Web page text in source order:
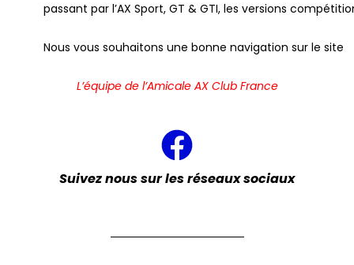
passant par l’AX Sport, GT & GTI, les versions
Nous vous souhaitons une bonne navigation sur le site
L’équipe de l’Amicale AX Club France
Suivez nous sur les réseaux sociaux